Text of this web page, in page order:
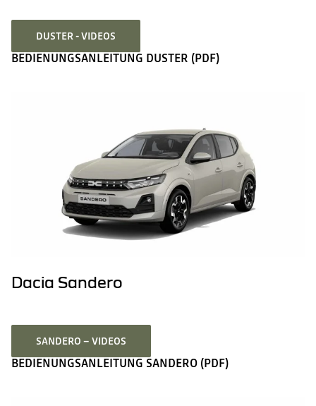
DUSTER - VIDEOS
BEDIENUNGSANLEITUNG DUSTER (PDF)
Dacia Sandero
SANDERO – VIDEOS
BEDIENUNGSANLEITUNG SANDERO (PDF)